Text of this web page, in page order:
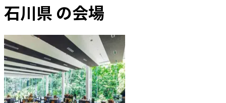
石川県 の会場